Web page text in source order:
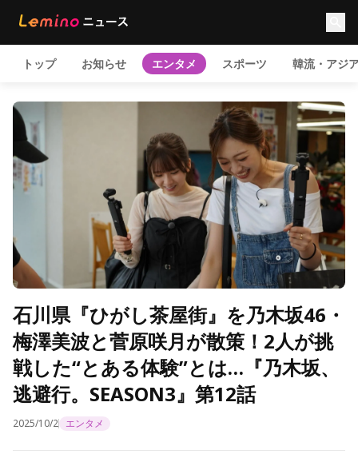
トップ お知らせ エンタメ スポーツ 韓流・アジ
石川県『ひがし茶屋街』を乃木坂46・
梅澤美波と菅原咲月が散策！2人が挑
戦した“とある体験”とは…『乃木坂、
逃避行。SEASON3』第12話
2025/10/2 エンタメ